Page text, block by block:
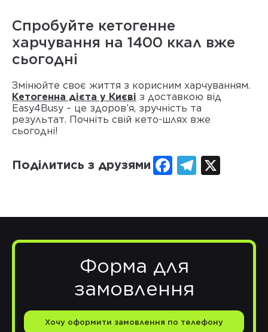
Спробуйте кетогенне
харчування на 1400 ккал вже
сьогодні
Змінюйте своє життя з корисним харчуванням.
Кетогенна дієта у Києві з доставкою від
Easy4Busy – це здоров’я, зручність та
результат. Почніть свій кето-шлях вже
сьогодні!
Поділитись з друзями Facebook
Telegram
X
Форма для
замовлення
Хочу оформити замовлення по телефону